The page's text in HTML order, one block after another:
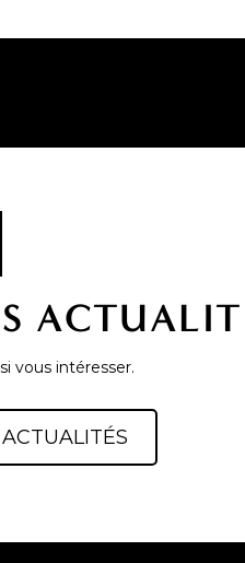
vous intéresser.